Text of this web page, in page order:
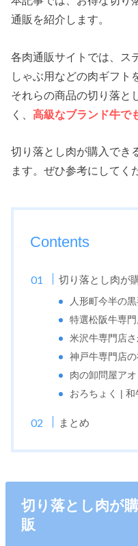
通販を紹介します。
各肉通販サイトでは、ス
しゃぶ用などの肉ギフト
それらの商品の切り落と
く、高級なブランド牛で
切り落とし肉が購入でき
ます。ぜひ参考にしてく
Contents
切り落とし肉が
人形町今半の
特選松阪牛専門
米沢牛専門店
神戸牛専門店
肉の卸問屋ア
おろちょく |
まとめ
切り落とし肉が
販